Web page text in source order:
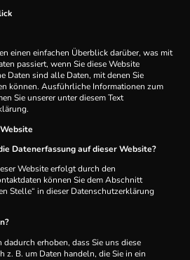
einen einfachen Überblick darüber, was mit
passiert, wenn Sie diese Website
Daten sind alle Daten, mit denen Sie
können. Ausführliche Informationen zum
Sie unserer unter diesem Text
Datenerfassung auf dieser Website?
Website erfolgt durch den
können Sie dem Abschnitt
Stelle“ in dieser Datenschutzerklärung
erhoben, dass Sie uns diese
z. B. um Daten handeln, die Sie in ein